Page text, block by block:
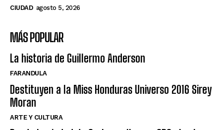
CIUDAD agosto 5, 2026
MÁS POPULAR
La historia de Guillermo Anderson
FARANDULA
Destituyen a la Miss Honduras Universo 2016 Sirey
Moran
ARTE Y CULTURA